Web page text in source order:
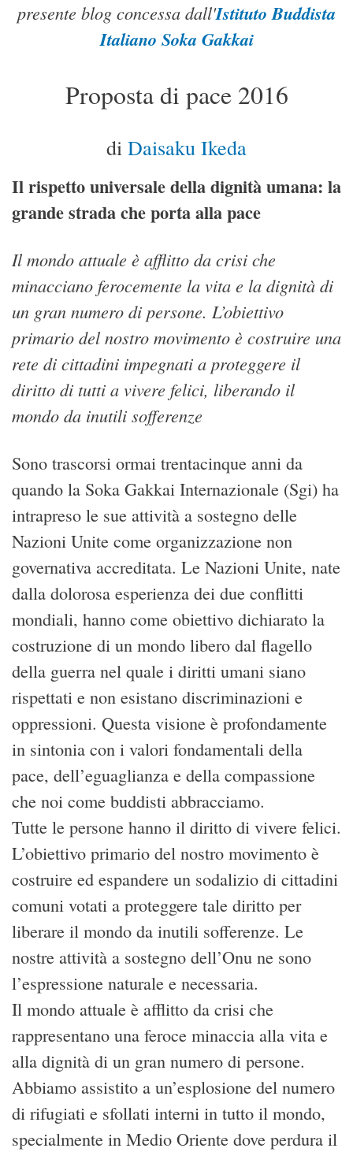
presente blog concessa dall'Istituto Buddista
Italiano Soka Gakkai
Proposta di pace 2016
di Daisaku Ikeda
Il rispetto universale della dignità umana: la
grande strada che porta alla pace
Il mondo attuale è afflitto da crisi che
minacciano ferocemente la vita e la dignità di
un gran numero di persone. L’obiettivo
primario del nostro movimento è costruire una
rete di cittadini impegnati a proteggere il
diritto di tutti a vivere felici, liberando il
mondo da inutili sofferenze
Sono trascorsi ormai trentacinque anni da
quando la Soka Gakkai Internazionale (Sgi) ha
intrapreso le sue attività a sostegno delle
Nazioni Unite come organizzazione non
governativa accreditata. Le Nazioni Unite, nate
dalla dolorosa esperienza dei due conflitti
mondiali, hanno come obiettivo dichiarato la
costruzione di un mondo libero dal flagello
della guerra nel quale i diritti umani siano
rispettati e non esistano discriminazioni e
oppressioni. Questa visione è profondamente
in sintonia con i valori fondamentali della
pace, dell’eguaglianza e della compassione
che noi come buddisti abbracciamo.
Tutte le persone hanno il diritto di vivere felici.
L’obiettivo primario del nostro movimento è
costruire ed espandere un sodalizio di cittadini
comuni votati a proteggere tale diritto per
liberare il mondo da inutili sofferenze. Le
nostre attività a sostegno dell’Onu ne sono
l’espressione naturale e necessaria.
Il mondo attuale è afflitto da crisi che
rappresentano una feroce minaccia alla vita e
alla dignità di un gran numero di persone.
Abbiamo assistito a un’esplosione del numero
di rifugiati e sfollati interni in tutto il mondo,
specialmente in Medio Oriente dove perdura il